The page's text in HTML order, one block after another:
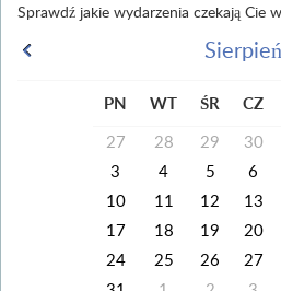
Sprawdź jakie wydarzenia czekają Cie
Sierpień
PN WT ŚR CZ
27 28 29 30
3
4 5 6
10
11 12 13
17
18 19 20
24
25 26 27